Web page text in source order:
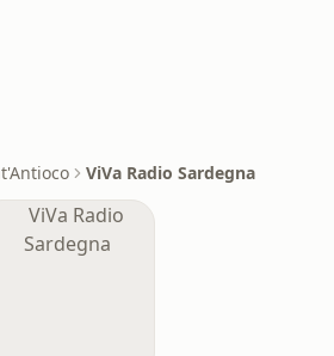
ViVa Radio Sardegna